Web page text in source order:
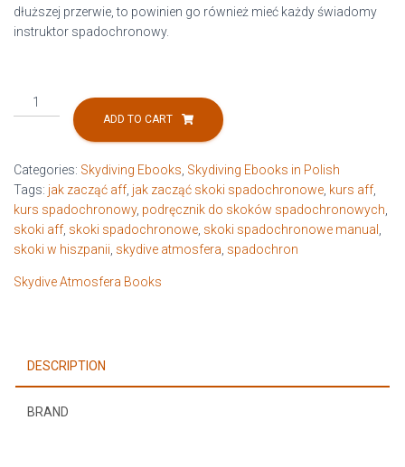
dłuższej przerwie, to powinien go również mieć każdy świadomy
instruktor spadochronowy.
dalej
czyli
Zostajesz
Sam
na
Sam
(e-
ADD TO CART
Categories: Skydiving Ebooks Skydiving Ebooks in Polish
Tags: jak zacząć aff jak zacząć skoki spadochronowe kurs aff
kurs spadochronowy, podręcznik do skoków spadochronowych
skoki aff skoki spadochronowe skoki spadochronowe manual
skoki w hiszpanii skydive atmosfera spadochron
Skydive Atmosfera Books
DESCRIPTION
BRAND